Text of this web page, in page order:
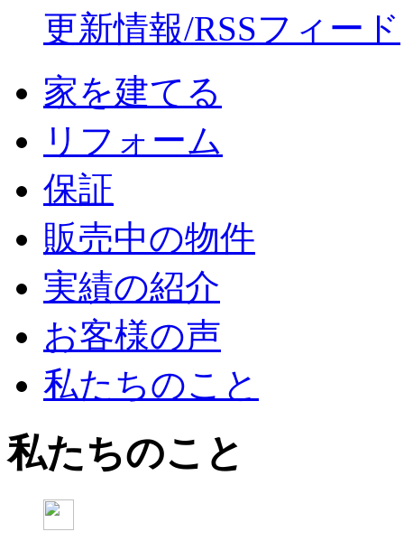
更新情報/RSSフィード
家を建てる
リフォーム
保証
販売中の物件
実績の紹介
お客様の声
私たちのこと
私たちのこと